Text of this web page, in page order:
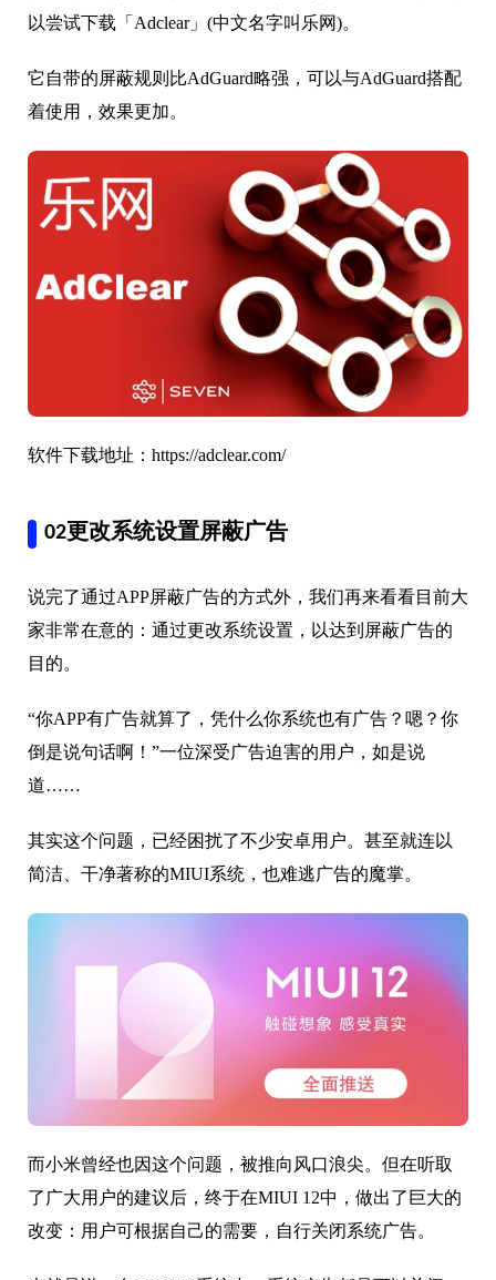
以尝试下载「Adclear」(中文名字叫乐网)。
它自带的屏蔽规则比AdGuard略强，可以与AdGuard搭配
着使用，效果更加。
软件下载地址：https://adclear.com/
02更改系统设置屏蔽广告
说完了通过APP屏蔽广告的方式外，我们再来看看目前大
家非常在意的：通过更改系统设置，以达到屏蔽广告的
目的。
“你APP有广告就算了，凭什么你系统也有广告？嗯？你
倒是说句话啊！”一位深受广告迫害的用户，如是说
道……
其实这个问题，已经困扰了不少安卓用户。甚至就连以
简洁、干净著称的MIUI系统，也难逃广告的魔掌。
而小米曾经也因这个问题，被推向风口浪尖。但在听取
了广大用户的建议后，终于在MIUI 12中，做出了巨大的
改变：用户可根据自己的需要，自行关闭系统广告。